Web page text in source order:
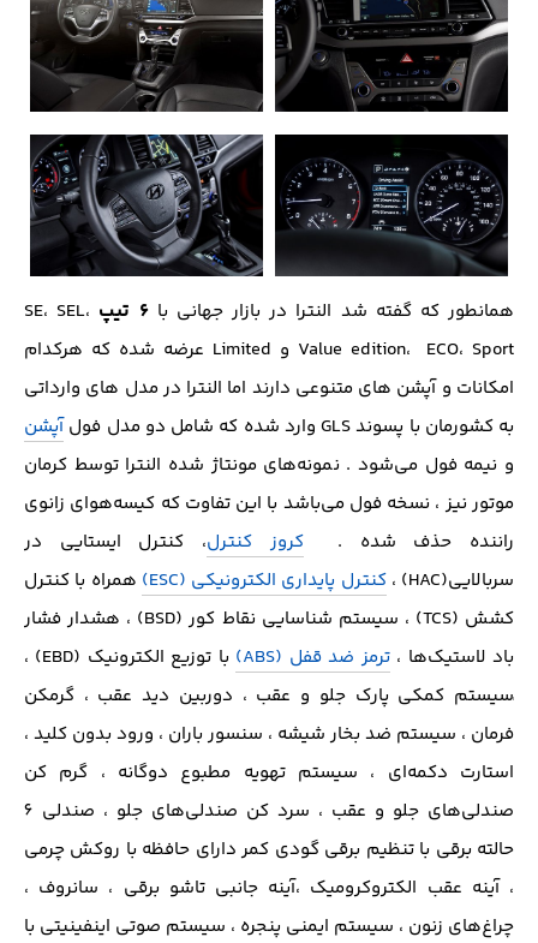
همانطور که گفته شد النترا در بازار جهانی با۶ تیپ
SE، SEL،
Value edition، ECO، Sport و Limited عرضه شده که هرکدام
امکانات و آپشن های متنوعی دارند اما النترا در مدل های وارداتی
به کشورمان با پسوند GLS وارد شده که شامل دو مدل فول
آپشن
و نیمه فول می‌شود . نمونه‌های مونتاژ شده النترا توسط کرمان
موتور نیز ، نسخه فول می‌باشد با این تفاوت که کیسه‌هوای زانوی
راننده حذف شده .کروز کنترل، کنترل ایستایی در
سربالایی(HAC) ،
كنترل پایداری الکترونیکی (ESC)
همراه با کنترل
کشش (TCS) ، سیستم شناسایی نقاط كور (BSD) ، هشدار فشار
باد لاستیک‌ها ،ترمز ضد قفل (ABS)
با توزیع الکترونیک (EBD) ،
ٰسیستم كمكی پارك جلو و عقب ، دوربین دید عقب ، گرمکن
فرمان ، سیستم ضد بخار شیشه ، سنسور باران ، ورود بدون کلید ،
استارت دکمه‌ای ، سیستم تهویه مطبوع دوگانه ، گرم کن
صندلی‌های جلو و عقب ، سرد کن صندلی‌های جلو ، صندلی 6
حالته برقی با تنظیم برقی گودی کمر دارای حافظه با روکش چرمی
، آینه عقب الکتروکرومیک ،آینه جانبی تاشو برقی ، سانروف ،
چراغ‌های زنون ، سیستم ایمنی پنجره ، سیستم صوتی اینفینیتی با